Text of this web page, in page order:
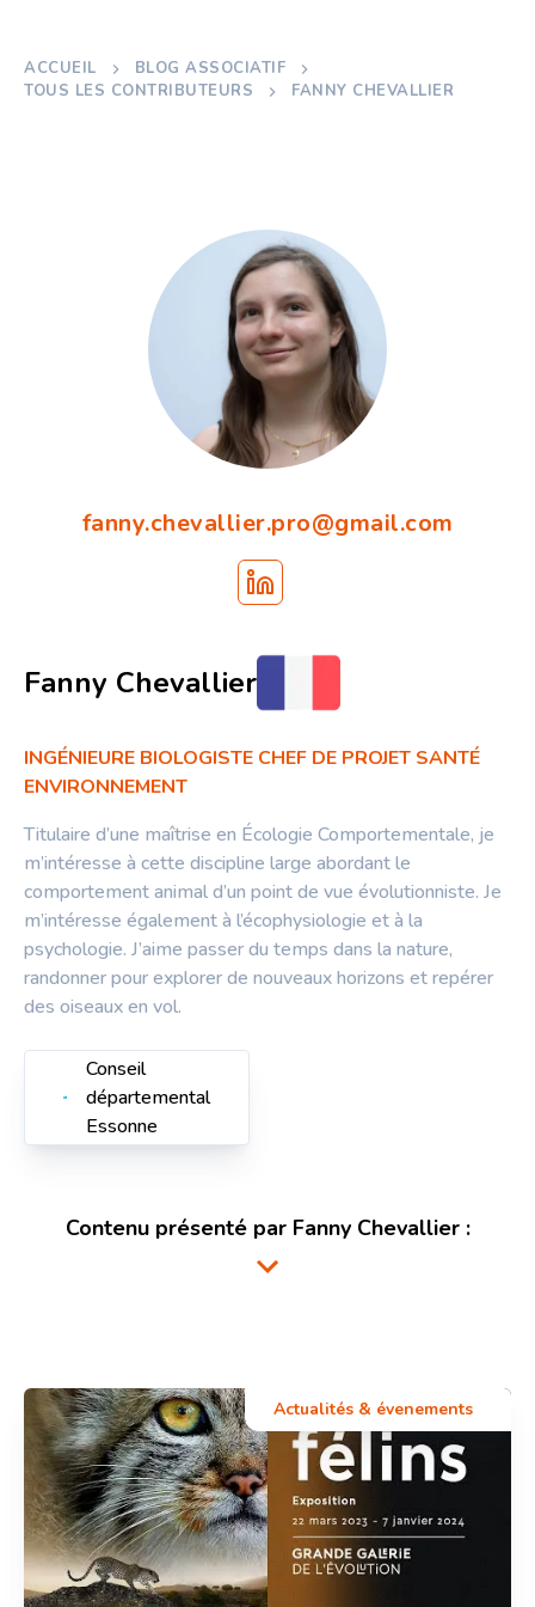
ACCUEIL
BLOG ASSOCIATIF
TOUS LES CONTRIBUTEURS
FANNY CHEVALLIER
fanny.chevallier.pro@gmail.com
Fanny Chevallier
INGÉNIEURE BIOLOGISTE CHEF DE PROJET SANTÉ
ENVIRONNEMENT
Titulaire d’une maîtrise en Écologie Comportementale, je
m’intéresse à cette discipline large abordant le
comportement animal d’un point de vue évolutionniste. Je
m’intéresse également à l’écophysiologie et à la
psychologie. J’aime passer du temps dans la nature,
randonner pour explorer de nouveaux horizons et repérer
des oiseaux en vol.
Conseil
départemental
Essonne
Contenu présenté par Fanny Chevallier:
Fanny Chevallier
Ingénieure biologiste Chef de projet santé
Actualités & évenements